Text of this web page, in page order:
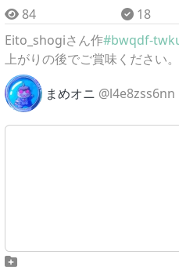
84 18
Eito_shogiさん作#bwqdf-
上がりの後でご賞味ください。
まめオニ @l4e8zss6nn